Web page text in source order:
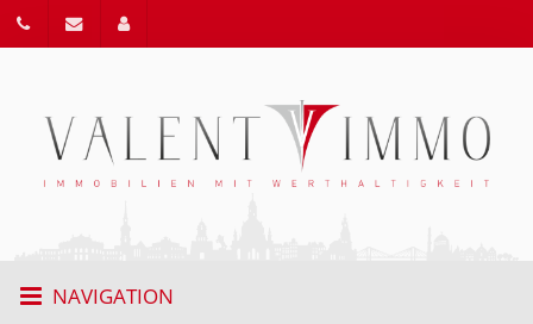
NAVIGATION